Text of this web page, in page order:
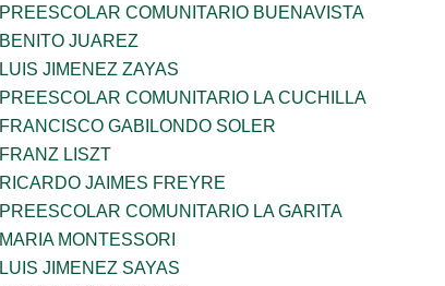
PREESCOLAR COMUNITARIO BUENAVISTA
BENITO JUAREZ
LUIS JIMENEZ ZAYAS
PREESCOLAR COMUNITARIO LA CUCHILLA
FRANCISCO GABILONDO SOLER
FRANZ LISZT
RICARDO JAIMES FREYRE
PREESCOLAR COMUNITARIO LA GARITA
MARIA MONTESSORI
LUIS JIMENEZ SAYAS